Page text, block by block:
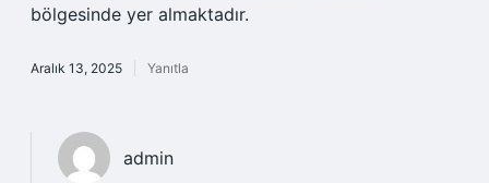
bölgesinde yer almaktadır.
Aralık 13, 2025 Yanıtla
admin